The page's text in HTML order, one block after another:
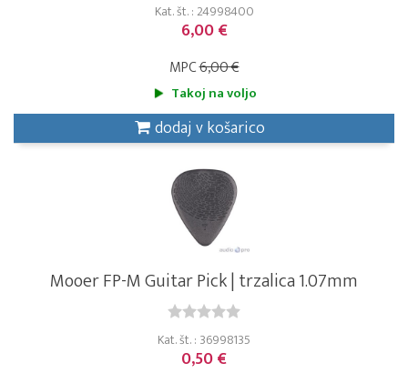
Kat. št. : 24998400
6,00 €
MPC6,00 €
Takoj na voljo
dodaj v košarico
Mooer FP-M Guitar Pick | trzalica 1.07mm
Kat. št. : 36998135
0,50 €